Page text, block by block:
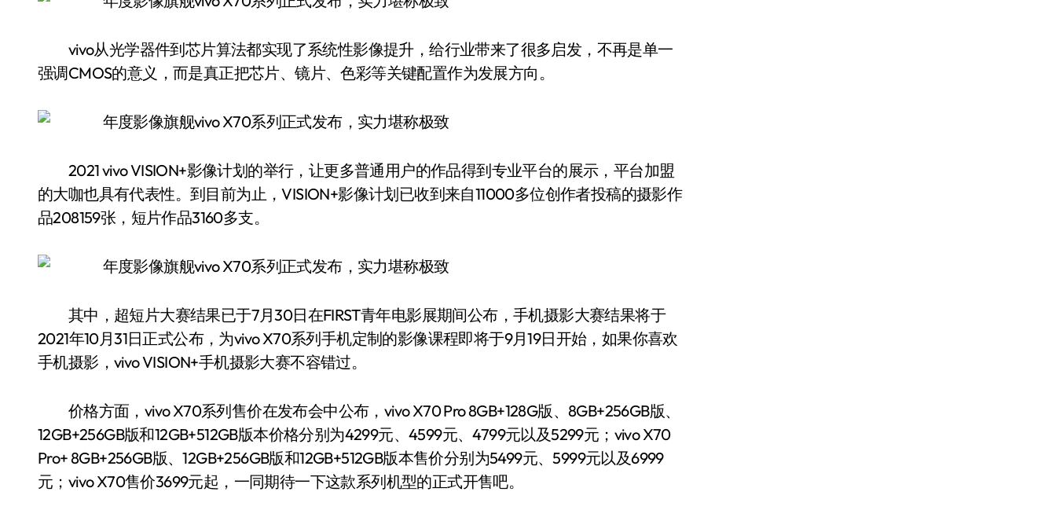
vivo从光学器件到芯片算法都实现了系统性影像提升，给行业带来了很多启发，不再是单一
强调CMOS的意义，而是真正把芯片、镜片、色彩等关键配置作为发展方向。
2021 vivo VISION+影像计划的举行，让更多普通用户的作品得到专业平台的展示，平台加盟
的大咖也具有代表性。到目前为止，VISION+影像计划已收到来自11000多位创作者投稿的摄影作
品208159张，短片作品3160多支。
其中，超短片大赛结果已于7月30日在FIRST青年电影展期间公布，手机摄影大赛结果将于
2021年10月31日正式公布，为vivo X70系列手机定制的影像课程即将于9月19日开始，如果你喜欢
手机摄影，vivo VISION+手机摄影大赛不容错过。
价格方面，vivo X70系列售价在发布会中公布，vivo X70 Pro 8GB+128G版、8GB+256GB版、
12GB+256GB版和12GB+512GB版本价格分别为4299元、4599元、4799元以及5299元；vivo X70
Pro+ 8GB+256GB版、12GB+256GB版和12GB+512GB版本售价分别为5499元、5999元以及6999
元；vivo X70售价3699元起，一同期待一下这款系列机型的正式开售吧。